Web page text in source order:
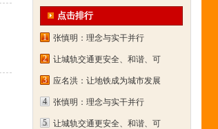
点击排行
1 张慎明：理念与实干并行
2 让城轨交通更安全、和谐、可
3 应名洪：让地铁成为城市发展
4 张慎明：理念与实干并行
5 让城轨交通更安全、和谐、可